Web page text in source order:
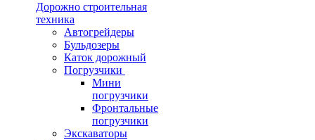
Дорожно строительная
техника
Автогрейдеры
Бульдозеры
Каток дорожный
Погрузчики
Мини
погрузчики
Фронтальные
погрузчики
Экскаваторы